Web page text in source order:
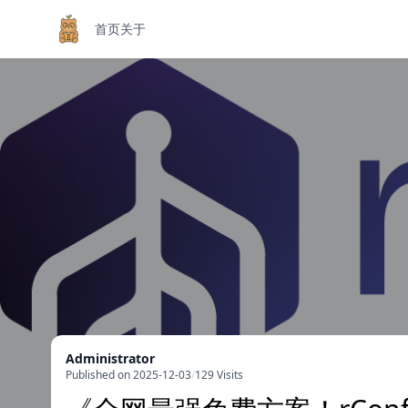
首页关于
Administrator
Published on 2025-12-03/129 Visits